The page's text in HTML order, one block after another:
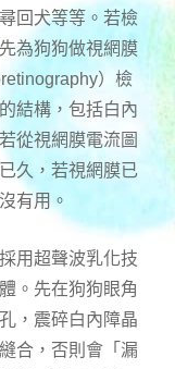
回犬等等。若檢
為狗狗做視網膜
）檢
結構，包括白內
從視網膜電流圖
久，若視網膜已
有用。
用超聲波乳化技
。先在狗狗眼角
，震碎白內障晶
合，否則會「漏